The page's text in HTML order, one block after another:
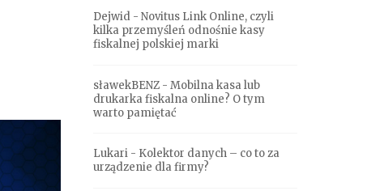
Dejwid - Novitus Link Online, czyli
kilka przemyśleń odnośnie kasy
fiskalnej polskiej marki
sławekBENZ - Mobilna kasa lub
drukarka fiskalna online? O tym
warto pamiętać
Lukari - Kolektor danych – co to za
urządzenie dla firmy?